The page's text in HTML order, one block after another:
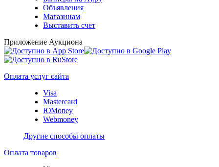
Объявления
Магазинам
Выставить счет
Приложение Аукциона
Оплата услуг сайта
Visa
Mastercard
ЮMoney
Webmoney
Другие способы оплаты
Оплата товаров